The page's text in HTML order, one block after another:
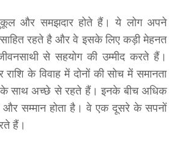
और समझदार होते हैं। ये लोग अपने
रहते है और वे इसके लिए कड़ी मेहनत
से सहयोग की उम्मीद करते हैं।
के विवाह में दोनों की सोच में समानता
साथ अच्छे से रहते हैं। इनके बीच अधिक
और सम्मान होता है। वे एक दूसरे के सपनों
हैं।